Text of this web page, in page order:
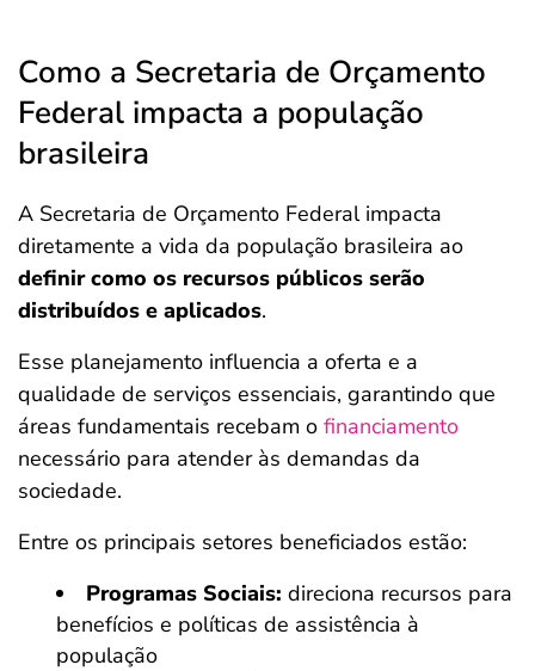
Como a Secretaria de Orçamento
Federal impacta a população
brasileira
A Secretaria de Orçamento Federal impacta
diretamente a vida da população brasileira ao
definir como os recursos públicos serão
distribuídos e aplicados.
Esse planejamento influencia a oferta e a
qualidade de serviços essenciais, garantindo que
áreas fundamentais recebam o financiamento
necessário para atender às demandas da
sociedade.
Entre os principais setores beneficiados estão:
Programas Sociais: direciona recursos para
benefícios e políticas de assistência à
população